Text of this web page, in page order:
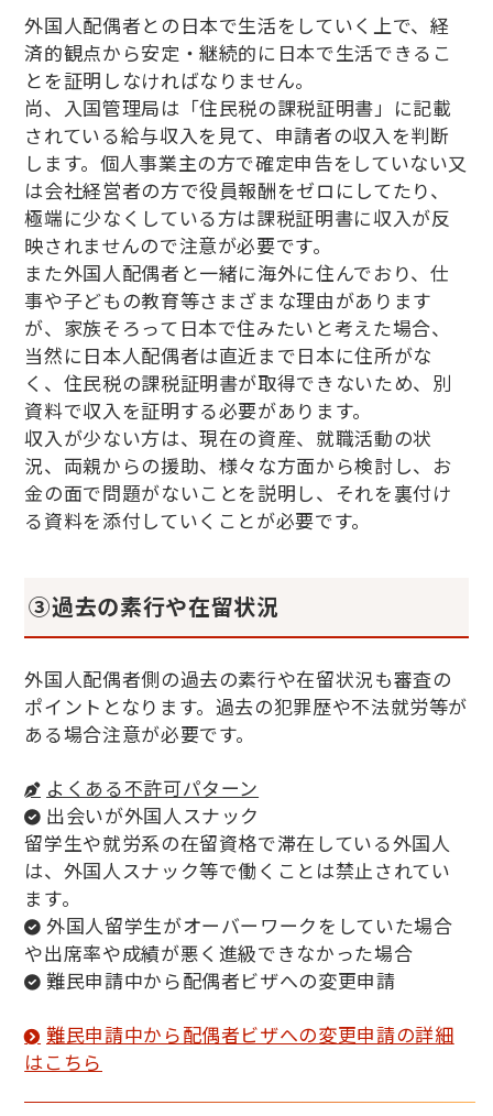
外国人配偶者との日本で生活をしていく上で、経
済的観点から安定・継続的に日本で生活できるこ
とを証明しなければなりません。
尚、入国管理局は「住民税の課税証明書」に記載
されている給与収入を見て、申請者の収入を判断
します。個人事業主の方で確定申告をしていない又
は会社経営者の方で役員報酬をゼロにしてたり、
極端に少なくしている方は課税証明書に収入が反
映されませんので注意が必要です。
また外国人配偶者と一緒に海外に住んでおり、仕
事や子どもの教育等さまざまな理由があります
が、家族そろって日本で住みたいと考えた場合、
当然に日本人配偶者は直近まで日本に住所がな
く、住民税の課税証明書が取得できないため、別
資料で収入を証明する必要があります。
収入が少ない方は、現在の資産、就職活動の状
況、両親からの援助、様々な方面から検討し、お
金の面で問題がないことを説明し、それを裏付け
る資料を添付していくことが必要です。
③過去の素行や在留状況
外国人配偶者側の過去の素行や在留状況も審査の
ポイントとなります。過去の犯罪歴や不法就労等が
ある場合注意が必要です。
よくある不許可パターン
出会いが外国人スナック
留学生や就労系の在留資格で滞在している外国人
は、外国人スナック等で働くことは禁止されてい
ます。
外国人留学生がオーバーワークをしていた場合
や出席率や成績が悪く進級できなかった場合
難民申請中から配偶者ビザへの変更申請
難民申請中から配偶者ビザへの変更申請の詳細
はこちら